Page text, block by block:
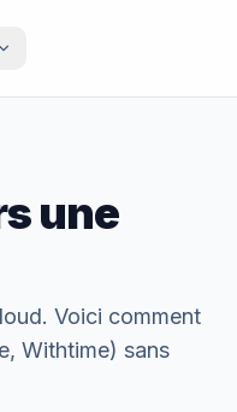
une
Voici comment
Withtime) sans